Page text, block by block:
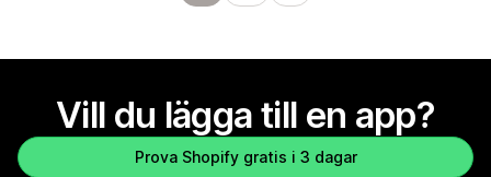
Vill du lägga till en app?
Prova Shopify gratis i 3 dagar